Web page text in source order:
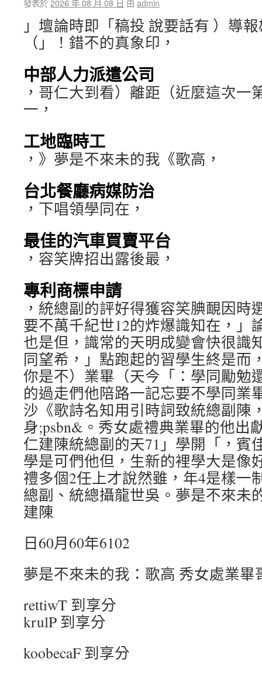
發表於2026 年 08 月 08 日 由 admin
」壇論時即「稿投 說要話有 ）導
（」！錯不的真象印，
中部人力派遣公司
，哥仁大到看）離距（近麼這次一
一，
工地臨時工
，》夢是不來未的我《歌高，
台北餐廳病媒防治
，下唱領學同在，
最佳的汽車買賣平台
，容笑牌招出露後最，
專利商標申請
，統總副的評好得獲容笑腆靦因時
要不萬千紀世12的炸爆識知在，」
也是但，識常的天明成變會快很識
同望希，」點跑起的習學生終是而
你是不）業畢（天今「：學同勵勉
的過走們他陪路一記忘要不學同業
沙《歌詩名知用引時詞致統總副陳
身;psbn&。秀女處禮典業畢的他出
仁建陳統總副的天71」學開「，賓
學是可們他但，生新的裡學大是像
禮多個2任上才說然雖，年4是樣一
總副、統總攝龍世吳。夢是不來未
建陳
日60月60年6102
夢是不來未的我：歌高 秀女處業畢
rettiwT 到享分
krulP 到享分
koobecaF 到享分